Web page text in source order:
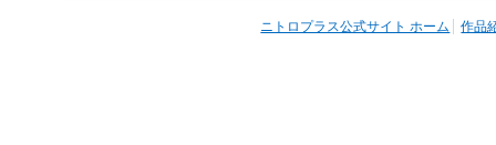
ニトロプラス公式サイト ホーム 作品